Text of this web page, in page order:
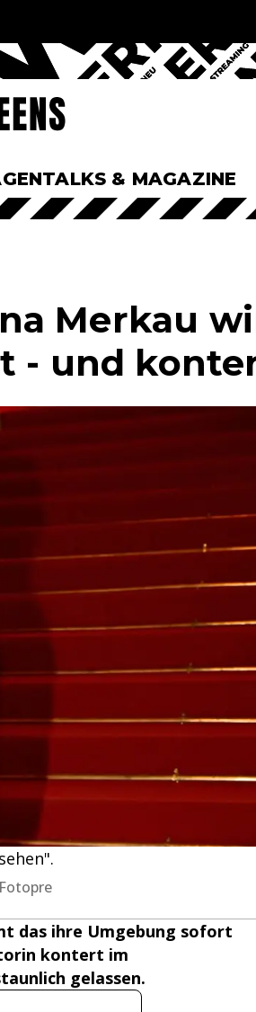
TALKS & MAGAZINE
Merkau
- und
das ihre Umgebung sofort
kontert im
gelassen.